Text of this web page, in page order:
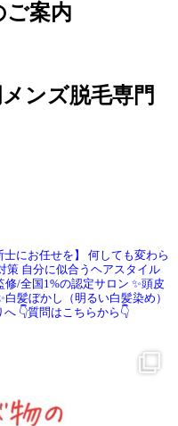
ご案内
ンズ脱毛専門
にお任せを】
何しても変わら
策 自分に似合うヘアスタイル
修/全国1%の認定サロン ✨頭皮
白髪ぼかし（明るい白髪染め）
へ 👇質問はこちらから👇